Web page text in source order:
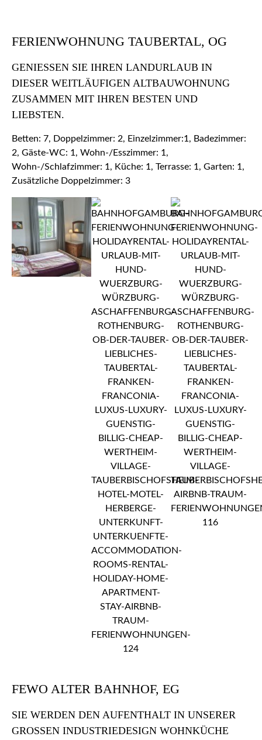
FERIENWOHNUNG TAUBERTAL, OG
GENIESSEN SIE IHREN LANDURLAUB IN D
IESER WEITLÄUFIGEN ALTBAUWOHNUNG Z
USAMMEN MIT IHREN BESTEN UND L
IEBSTEN.
Betten: 7, Doppelzimmer: 2, Einzelzimmer:1, Badezimmer:
2, Gäste-WC: 1, Wohn-/Esszimmer: 1,
Wohn-/Schlafzimmer: 1, Küche: 1, Terrasse: 1, Garten: 1,
Zusätzliche Doppelzimmer: 3
FEWO ALTER BAHNHOF, EG
SIE WERDEN DEN AUFENTHALT IN UNSERER
GROSSEN INDUSTRIEDESIGN WOHNKÜCHE L